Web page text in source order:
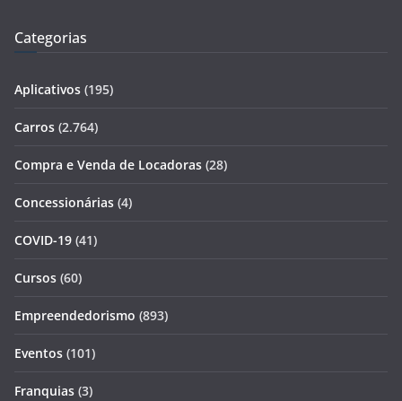
Categorias
Aplicativos (195)
Carros (2.764)
Compra e Venda de Locadoras (28)
Concessionárias (4)
COVID-19 (41)
Cursos (60)
Empreendedorismo (893)
Eventos (101)
Franquias (3)